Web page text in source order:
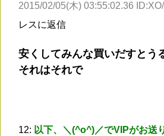
2015/02/05(木) 03:55:02.36
レスに返信
安くしてみんな買いだすとう
それはそれで
12: 以下、＼(^o^)／でVIPがお送